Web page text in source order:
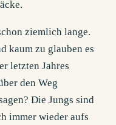
ziemlich lange.
kaum zu glauben es
letzten Jahres
den Weg
Die Jungs sind
immer wieder aufs